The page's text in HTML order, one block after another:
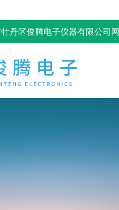
丹区俊腾电子仪器有限公司网